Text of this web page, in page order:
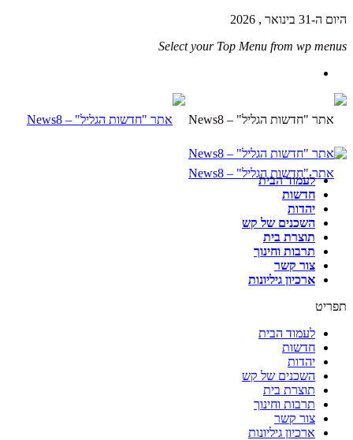
היום ה-31 בינואר , 2026
Select your Top Menu from wp menus
לעמוד הבית
חדשות
יהדות
השכנים של קש
תוצרת בית
תרבות וחינוך
צור קשר
ארכיון גיליונות
תפריט
לעמוד הבית
חדשות
יהדות
השכנים של קש
תוצרת בית
תרבות וחינוך
צור קשר
ארכיון גיליונות